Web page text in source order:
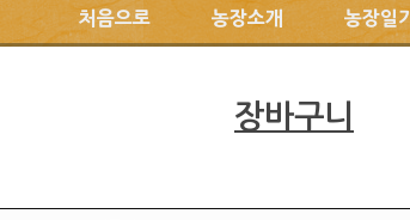
처음으로 농장소개 농장일기
장바구니